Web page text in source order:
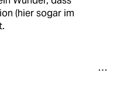
(hier sogar im